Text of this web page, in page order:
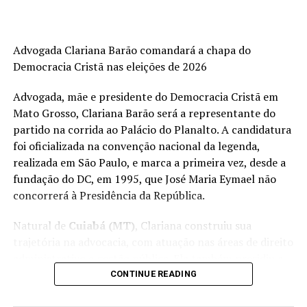
Advogada Clariana Barão comandará a chapa do
Democracia Cristã nas eleições de 2026
Advogada, mãe e presidente do Democracia Cristã em
Mato Grosso, Clariana Barão será a representante do
partido na corrida ao Palácio do Planalto. A candidatura
foi oficializada na convenção nacional da legenda,
realizada em São Paulo, e marca a primeira vez, desde a
fundação do DC, em 1995, que José Maria Eymael não
concorrerá à Presidência da República.
Natural de Cuiabá (MT) , Clariana construiu sua
Comissão de Solidariedade e Assistência Social da Ordem
dos Advogados do Brasil (OAB) em Várzea Grande e
CONTINUE READING